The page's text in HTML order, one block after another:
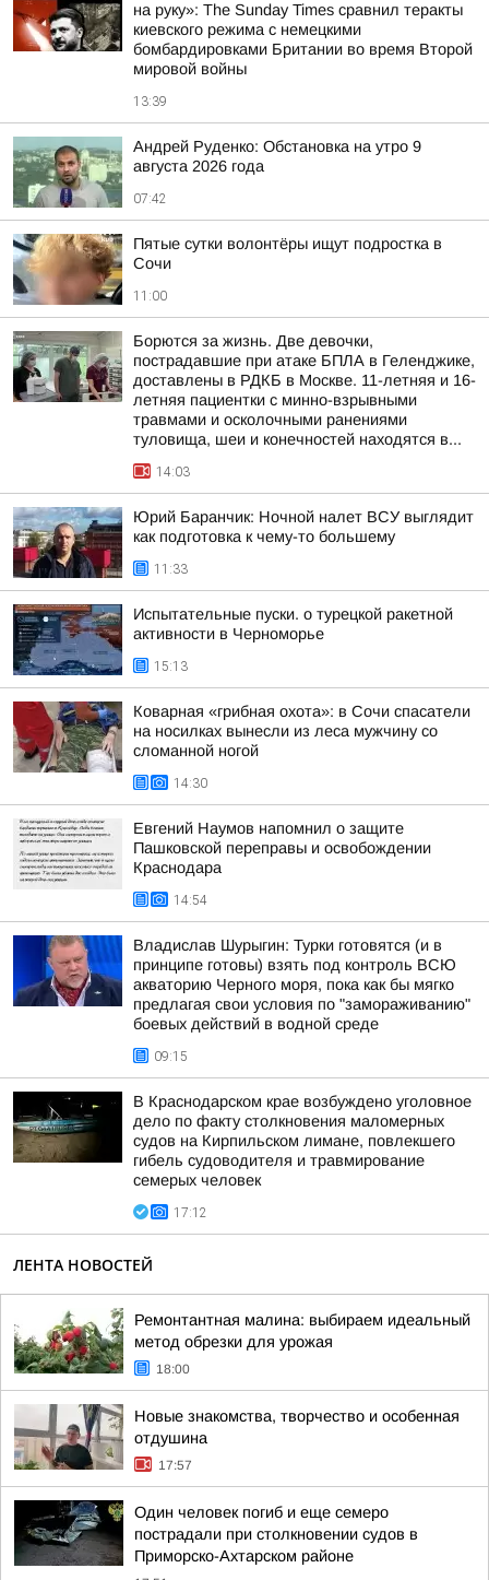
на руку»: The Sunday Times сравнил теракты
киевского режима с немецкими
бомбардировками Британии во время Второй
мировой войны
13:39
Андрей Руденко: Обстановка на утро 9
августа 2026 года
07:42
Пятые сутки волонтёры ищут подростка в
Сочи
11:00
Борются за жизнь. Две девочки,
пострадавшие при атаке БПЛА в Геленджике,
доставлены в РДКБ в Москве. 11-летняя и 16-
летняя пациентки с минно-взрывными
травмами и осколочными ранениями
туловища, шеи и конечностей находятся в...
14:03
Юрий Баранчик: Ночной налет ВСУ выглядит
как подготовка к чему-то большему
11:33
Испытательные пуски. о турецкой ракетной
активности в Черноморье
15:13
Коварная «грибная охота»: в Сочи спасатели
на носилках вынесли из леса мужчину со
сломанной ногой
14:30
Евгений Наумов напомнил о защите
Пашковской переправы и освобождении
Краснодара
14:54
Владислав Шурыгин: Турки готовятся (и в
принципе готовы) взять под контроль ВСЮ
акваторию Черного моря, пока как бы мягко
предлагая свои условия по "замораживанию"
боевых действий в водной среде
09:15
В Краснодарском крае возбуждено уголовное
дело по факту столкновения маломерных
судов на Кирпильском лимане, повлекшего
гибель судоводителя и травмирование
семерых человек
17:12
ЛЕНТА НОВОСТЕЙ
Ремонтантная малина: выбираем идеальный
метод обрезки для урожая
18:00
Новые знакомства, творчество и особенная
отдушина
17:57
Один человек погиб и еще семеро
пострадали при столкновении судов в
Приморско-Ахтарском районе